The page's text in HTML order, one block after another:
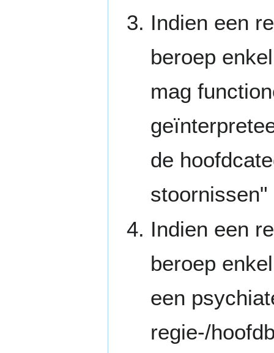
Indien een
beroep
mag
de
stoornissen"
Indien een
beroep
een
regie-/